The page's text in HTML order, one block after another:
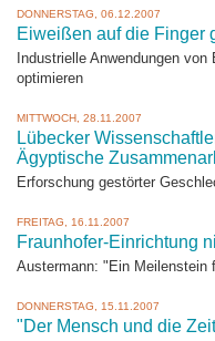
DONNERSTAG, 06.12.2007
Eiweißen auf die Finger
Industrielle Anwendungen
optimieren
MITTWOCH, 28.11.2007
Lübecker
Ägyptische
Erforschung gestörter
FREITAG, 16.11.2007
Fraunhofer-Einrichtung
Austermann: "Ein Meilenstein
DONNERSTAG, 15.11.2007
"Der Mensch und die